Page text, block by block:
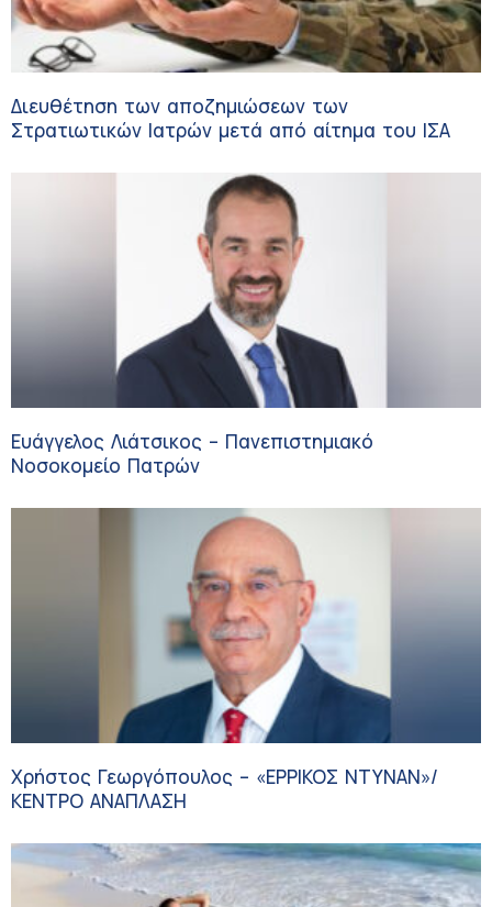
Διευθέτηση των αποζημιώσεων των
Στρατιωτικών Ιατρών μετά από αίτημα του ΙΣΑ
Ευάγγελος Λιάτσικος – Πανεπιστημιακό
Νοσοκομείο Πατρών
Χρήστος Γεωργόπουλος – «ΕΡΡΙΚΟΣ ΝΤΥΝΑΝ»/
ΚΕΝΤΡΟ ΑΝΑΠΛΑΣΗ